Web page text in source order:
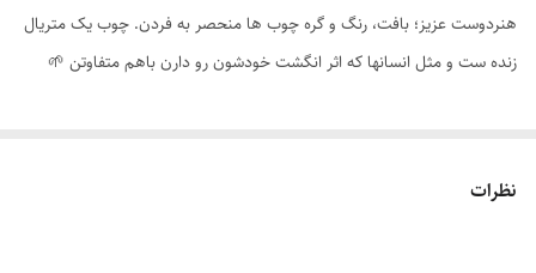
هنردوست عزیز؛ بافت، رنگ و گره چوب ها منحصر به فردن. چوب یک متریال
زنده ست و مثل انسانها که اثر انگشت خودشون رو دارن باهم متفاوتن 🌱
نظرات